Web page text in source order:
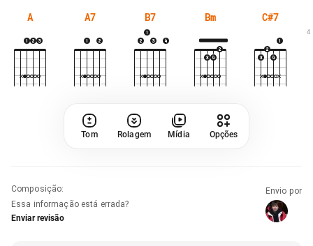
A A7 B7 Bm C#7
4
Tom Rolagem Mídia Opções
Composição:
Essa informação está errada?
Enviar revisão
Envio por